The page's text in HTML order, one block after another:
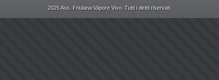
2025 Ass. Friulana Vapore Vivo. Tutti i diritti riservati.